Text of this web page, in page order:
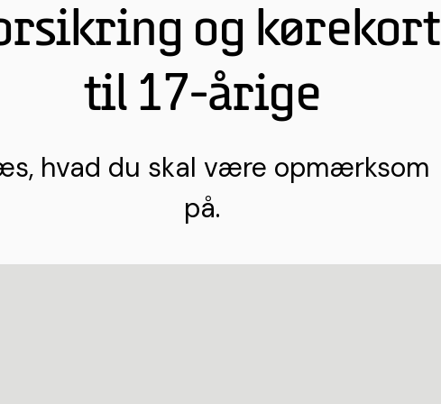
og kørekort
til 17-årige
hvad du skal være opmærksom
på.